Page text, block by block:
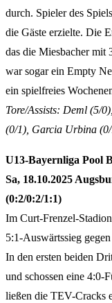
durch. Spieler des
die Gäste erzielte. Die
das die Miesbacher mit
war sogar ein Empty
ein spielfreies
Tore/Assists: Deml (5/
(0/1), Garcia Urbina
U13-Bayernliga Pool
Sa, 18.10.2025
(0:2/0:2/1:1)
Im Curt-Frenzel-
5:1-Auswärtssieg
In den ersten beiden
und schossen eine 4:0-
ließen die TEV-Cracks